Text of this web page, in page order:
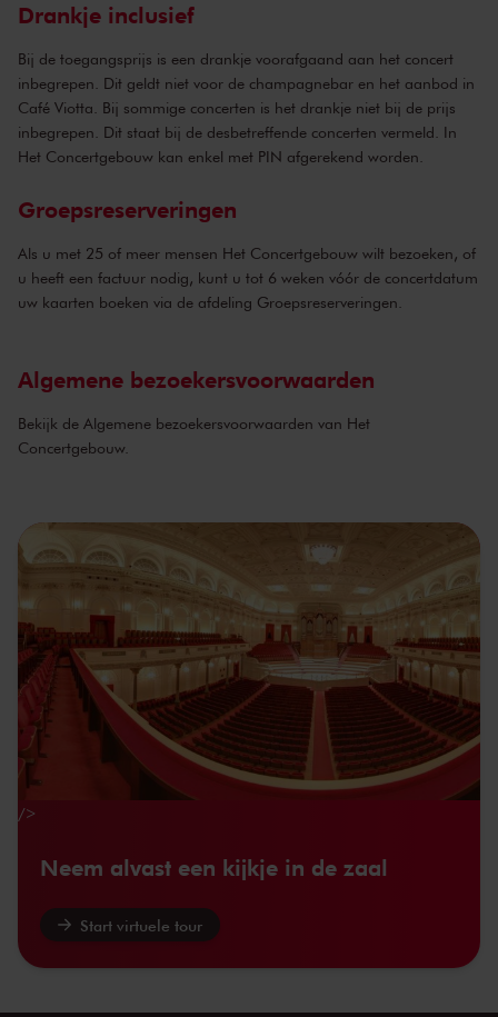
Drankje inclusief
Bij de toegangsprijs is een drankje voorafgaand aan het concert
inbegrepen. Dit geldt niet voor de champagnebar en het aanbod in
Café Viotta. Bij sommige concerten is het drankje niet bij de prijs
inbegrepen. Dit staat bij de desbetreffende concerten vermeld. In
Het Concertgebouw kan enkel met PIN afgerekend worden.
Groepsreserveringen
Als u met 25 of meer mensen Het Concertgebouw wilt bezoeken, of
u heeft een factuur nodig, kunt u tot 6 weken vóór de concertdatum
uw kaarten boeken via de afdeling Groepsreserveringen
Algemene bezoekersvoorwaarden
Bekijk de Algemene bezoekersvoorwaarden van Het
Concertgebouw.
/>
Neem alvast een kijkje in de zaal
Start virtuele tour